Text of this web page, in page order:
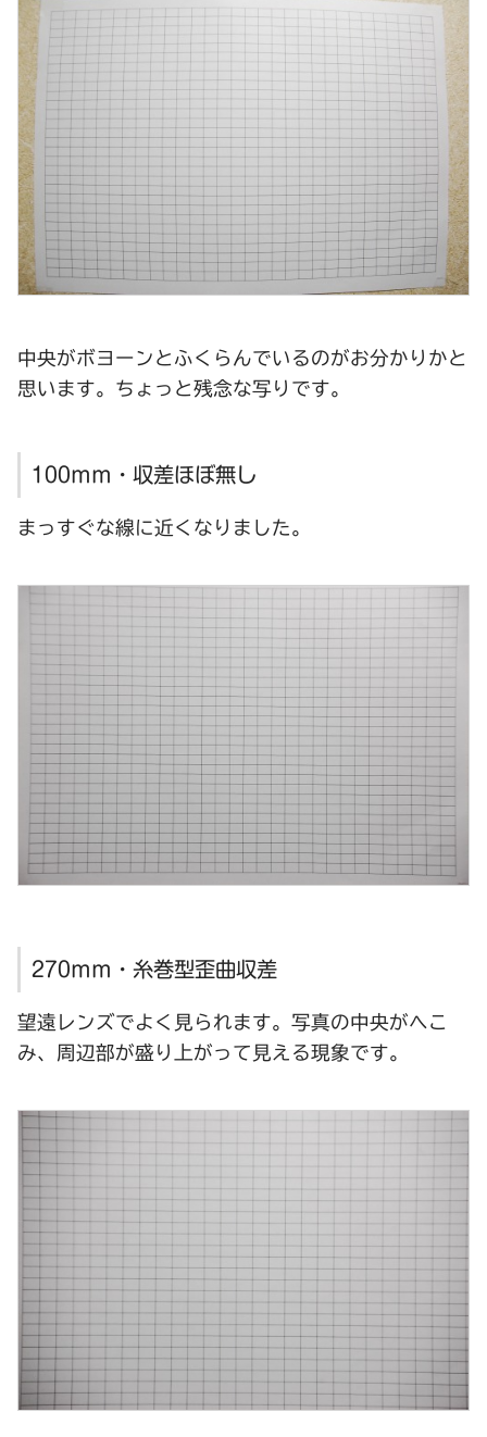
中央がボヨーンとふくらんでいるのがお分かりかと
思います。ちょっと残念な写りです。
100mm・収差ほぼ無し
まっすぐな線に近くなりました。
270mm・糸巻型歪曲収差
望遠レンズでよく見られます。写真の中央がへこ
み、周辺部が盛り上がって見える現象です。